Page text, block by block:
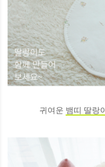
귀여운 뱀띠 딸랑이